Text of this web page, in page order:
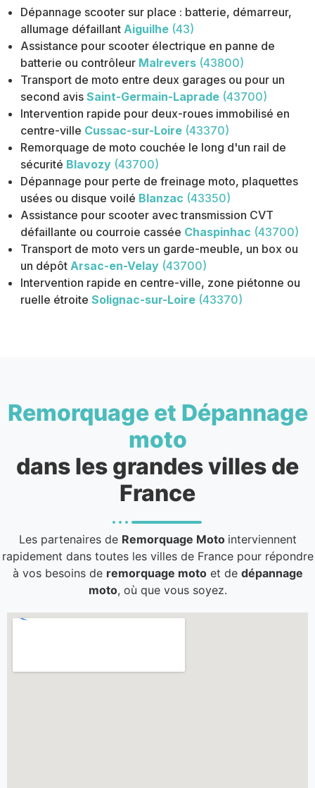
Dépannage scooter sur place : batterie, démarreur,
allumage défaillant Aiguilhe (43)
Assistance pour scooter électrique en panne de
batterie ou contrôleur Malrevers (43800)
Transport de moto entre deux garages ou pour un
second avis Saint-Germain-Laprade (43700)
Intervention rapide pour deux-roues immobilisé en
centre-ville Cussac-sur-Loire (43370)
Remorquage de moto couchée le long d'un rail de
sécurité Blavozy (43700)
Dépannage pour perte de freinage moto, plaquettes
usées ou disque voilé Blanzac (43350)
Assistance pour scooter avec transmission CVT
défaillante ou courroie cassée Chaspinhac (43700)
Transport de moto vers un garde-meuble, un box ou
un dépôt Arsac-en-Velay (43700)
Intervention rapide en centre-ville, zone piétonne ou
ruelle étroite Solignac-sur-Loire (43370)
Remorquage et Dépannage
moto
dans les grandes villes de
France
Les partenaires de Remorquage Moto interviennent
rapidement dans toutes les villes de France pour répondre
à vos besoins de remorquage motoet de dépannage
moto, où que vous soyez.